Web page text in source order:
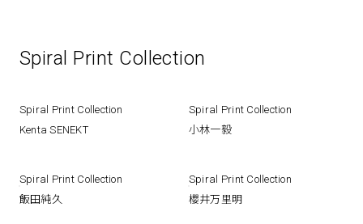
Spiral Print Collection
Spiral Print Collection
Kenta SENEKT
Spiral Print Collection
小林一毅
Spiral Print Collection
飯田純久
Spiral Print Collection
櫻井万里明